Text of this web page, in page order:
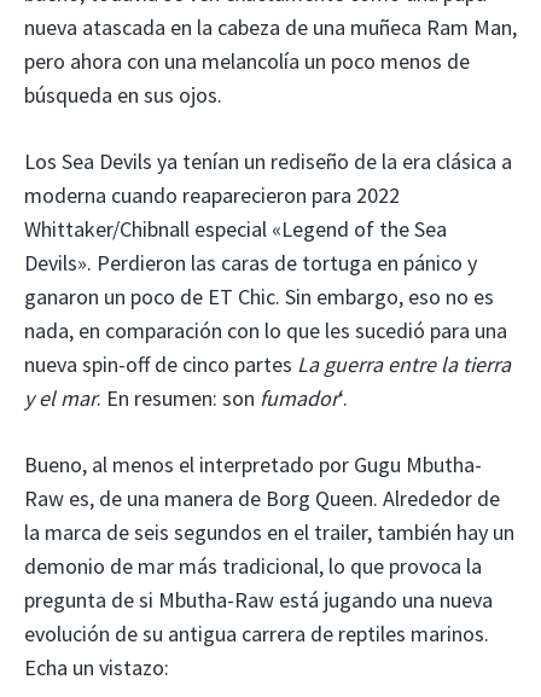
nueva atascada en la cabeza de una muñeca Ram Man,
pero ahora con una melancolía un poco menos de
búsqueda en sus ojos.
Los Sea Devils ya tenían un rediseño de la era clásica a
moderna cuando reaparecieron para 2022
Whittaker/Chibnall especial «Legend of the Sea
Devils». Perdieron las caras de tortuga en pánico y
ganaron un poco de ET Chic. Sin embargo, eso no es
nada, en comparación con lo que les sucedió para una
nueva spin-off de cinco partes La guerra entre la tierra
y el mar. En resumen: son fumador‘.
Bueno, al menos el interpretado por Gugu Mbutha-
Raw es, de una manera de Borg Queen. Alrededor de
la marca de seis segundos en el trailer, también hay un
demonio de mar más tradicional, lo que provoca la
pregunta de si Mbutha-Raw está jugando una nueva
evolución de su antigua carrera de reptiles marinos.
Echa un vistazo: